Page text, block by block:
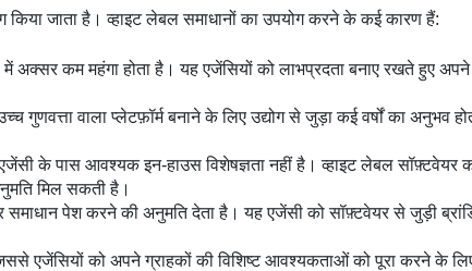
किया जाता है। व्हाइट लेबल समाधानों का उपयोग करने के कई कारण हैं:
कम महंगा होता है। यह एजेंसियों को लाभप्रदता बनाए रखते हुए अपने
गुणवत्ता वाला प्लेटफ़ॉर्म बनाने के लिए उद्योग से जुड़ा कई वर्षों का
के पास आवश्यक इन-हाउस विशेषज्ञता नहीं है। व्हाइट लेबल सॉफ़्टवेयर
मिल सकती है।
पेश करने की अनुमति देता है। यह एजेंसी को सॉफ़्टवेयर से जुड़ी
को अपने ग्राहकों की विशिष्ट आवश्यकताओं को पूरा करने के